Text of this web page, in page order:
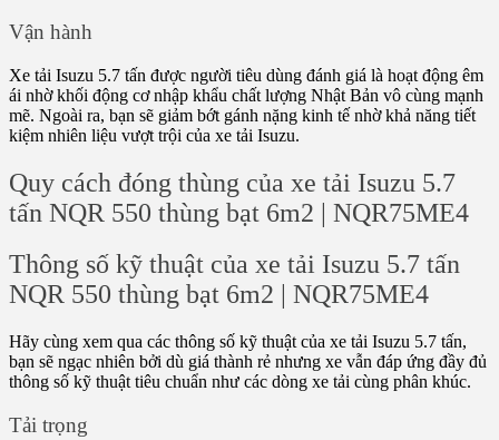
Vận hành
Xe tải Isuzu 5.7 tấn được người tiêu dùng đánh giá là hoạt động êm
ái nhờ khối động cơ nhập khẩu chất lượng Nhật Bản vô cùng mạnh
mẽ. Ngoài ra, bạn sẽ giảm bớt gánh nặng kinh tế nhờ khả năng tiết
kiệm nhiên liệu vượt trội của xe tải Isuzu.
Quy cách đóng thùng của xe tải Isuzu 5.7
tấn NQR 550 thùng bạt 6m2 | NQR75ME4
Thông số kỹ thuật của xe tải Isuzu 5.7 tấn
NQR 550 thùng bạt 6m2 | NQR75ME4
Hãy cùng xem qua các thông số kỹ thuật của xe tải Isuzu 5.7 tấn,
bạn sẽ ngạc nhiên bởi dù giá thành rẻ nhưng xe vẫn đáp ứng đầy đủ
thông số kỹ thuật tiêu chuẩn như các dòng xe tải cùng phân khúc.
Tải trọng